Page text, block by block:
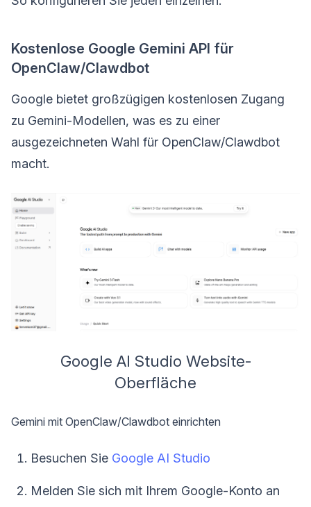
Kostenlose Google Gemini API für
OpenClaw/Clawdbot
Google bietet großzügigen kostenlosen Zugang
zu Gemini-Modellen, was es zu einer
ausgezeichneten Wahl für OpenClaw/Clawdbot
macht.
Google AI Studio Website-
Oberfläche
Gemini mit OpenClaw/Clawdbot einrichten
Besuchen Sie Google AI Studio
Melden Sie sich mit Ihrem Google-Konto an